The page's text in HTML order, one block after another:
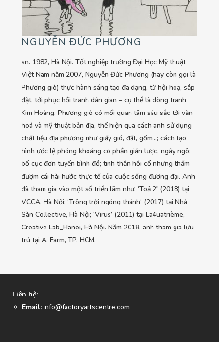
NGUYỄN ĐỨC PHƯƠNG
sn. 1982, Hà Nội. Tốt nghiệp trường Đại Học Mỹ thuật
Việt Nam năm 2007, Nguyễn Đức Phương (hay còn gọi là
Phương giò) thực hành sáng tạo đa dạng, từ hội hoạ, sắp
đặt, tới phục hồi tranh dân gian – cụ thể là dòng tranh
Kim Hoàng. Phương giò có mối quan tâm sâu sắc tới văn
hoá và mỹ thuật bản địa, thể hiện qua cách anh sử dụng
chất liệu địa phương như giấy gió, đất, gốm,..; cách tạo
hình ước lệ phóng khoáng có phần giản lược, ngây ngô;
bố cục đơn tuyến bình đồ; tinh thần hồi cổ nhưng thấm
đượm cái hài hước thực tế của cuộc sống đương đại. Anh
đã tham gia vào một số triển lãm như: ‘Toả 2′ (2018) tại
VCCA, Hà Nội; ‘Trông trời ngóng thánh‘ (2017) tại Nhà
Sàn Collective, Hà Nội; ‘Virus’ (2011) tại La4uatrième,
Creative Lab_Hanoi, Hà Nội. Năm 2018, anh tham gia lưu
trú tại A. Farm, TP. HCM.
Liên hệ:
Email: info@factoryartscentre.com